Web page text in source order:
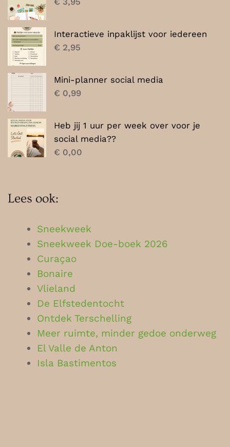
Interactieve inpaklijst voor iedereen
€ 2,95
Mini-planner social media
€ 0,99
Heb jij 1 uur per week over voor je
social media??
€ 0,00
Lees ook:
Sneekweek
Sneekweek Doe-boek 2026
Curaçao
Bonaire
Vlieland
De Elfstedentocht
Ontdek Terschelling
Meer ruimte, minder gedoe onderweg
El Valle de Anton
Isla Bastimentos